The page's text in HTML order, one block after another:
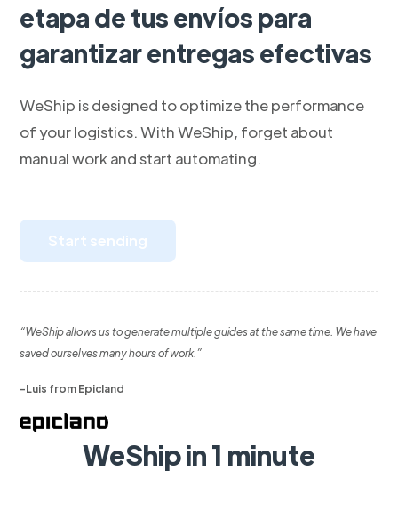
etapa de tus envíos para
garantizar entregas efectivas
WeShip is designed to optimize the performance
of your logistics. With WeShip, forget about
manual work and start automating.
Start sending
“WeShip allows us to generate multiple guides at the same time. We have
saved ourselves many hours of work.”
-Luis from Epicland
WeShip in 1 minute